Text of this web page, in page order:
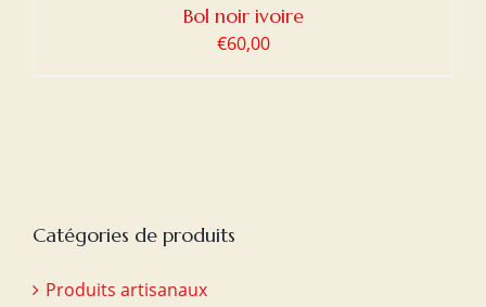
Bol noir ivoire
€60,00
Catégories de produits
Produits artisanaux